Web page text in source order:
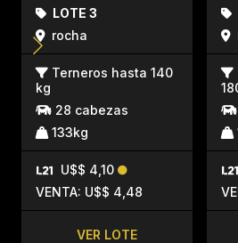
LOTE 3
rocha
Terneros hasta 140
kg
28 cabezas
133kg
U$$ 4,10
VENTA: U$$ 4,48
VER LOTE